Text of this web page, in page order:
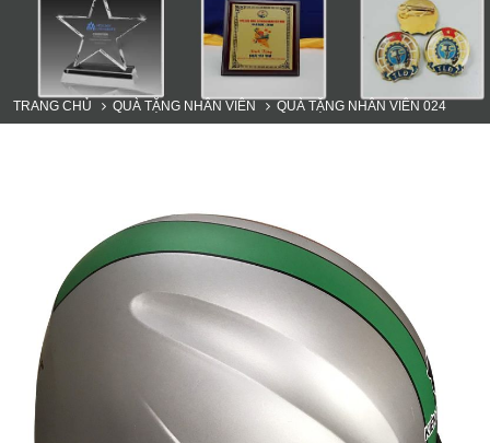
TRANG CHỦ QUÀ TẶNG NHÂN VIÊN QUÀ TẶNG NHÂN VIÊN 024